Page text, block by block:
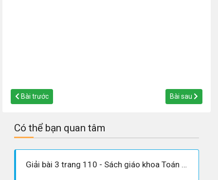
Bài trước Bài sau
Có thể bạn quan tâm
Giải bài 3 trang 110 - Sách giáo khoa Toán 9 tập 2